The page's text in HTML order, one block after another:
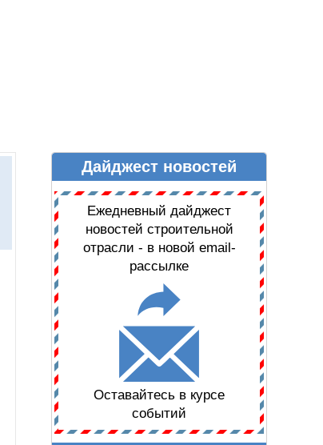
ДАЙДЖЕСТ НОВОСТЕЙДайджест новостей
Ежедневный дайджест
новостей строительной
отрасли - в новой email-
рассылке
Оставайтесь в курсе
событий